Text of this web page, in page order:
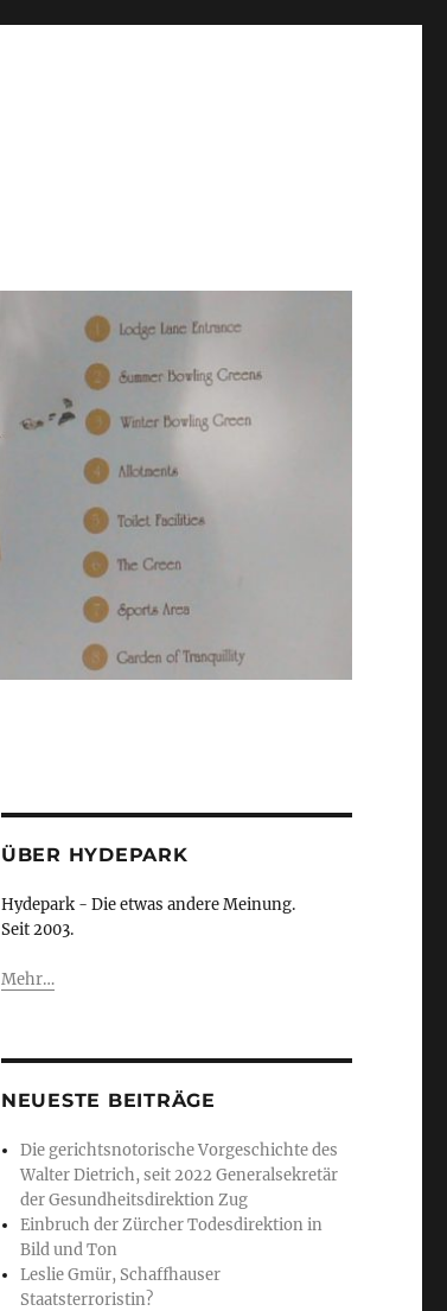
ÜBER HYDEPARK
Hydepark - Die etwas andere Meinung.
Seit 2003.
Mehr…
NEUESTE BEITRÄGE
Die gerichtsnotorische Vorgeschichte des
Walter Dietrich, seit 2022 Generalsekretär
der Gesundheitsdirektion Zug
Einbruch der Zürcher Todesdirektion in
Bild und Ton
Leslie Gmür, Schaffhauser
Staatsterroristin?